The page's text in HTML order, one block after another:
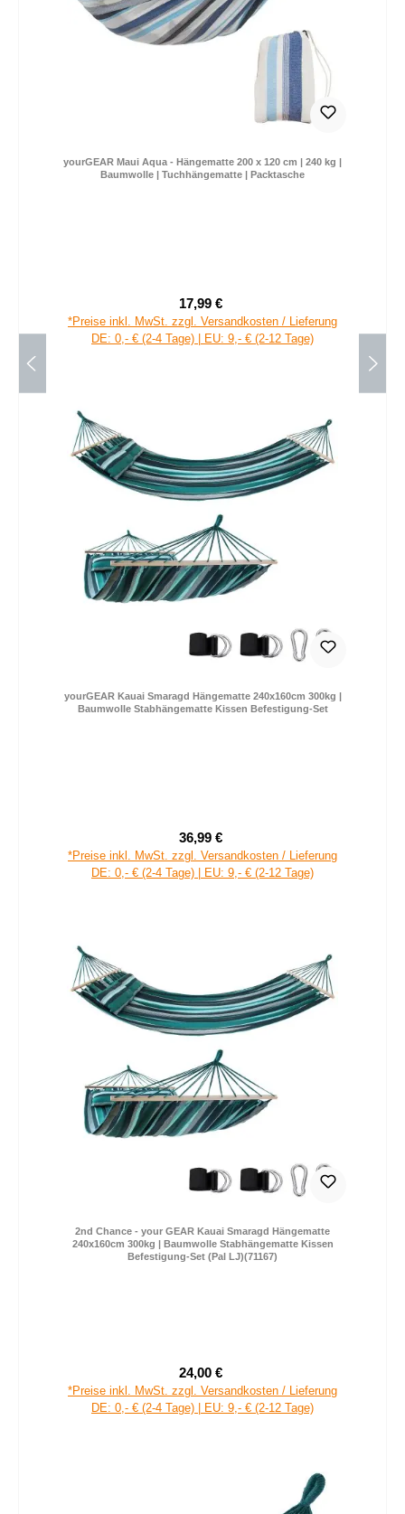
yourGEAR Maui Aqua - Hängematte 200 x 120 cm | 240 kg |
Baumwolle | Tuchhängematte | Packtasche
Verkaufspreis:
17,99 €
*Preise inkl. MwSt. zzgl. Versandkosten / Lieferung
DE: 0,- € (2-4 Tage) | EU: 9,- € (2-12 Tage)
yourGEAR Kauai Smaragd Hängematte 240x160cm 300kg |
Baumwolle Stabhängematte Kissen Befestigung-Set
Verkaufspreis:
36,99 €
*Preise inkl. MwSt. zzgl. Versandkosten / Lieferung
DE: 0,- € (2-4 Tage) | EU: 9,- € (2-12 Tage)
2nd Chance - your GEAR Kauai Smaragd Hängematte
240x160cm 300kg | Baumwolle Stabhängematte Kissen
Befestigung-Set (Pal LJ)(71167)
Verkaufspreis:
24,00 €
*Preise inkl. MwSt. zzgl. Versandkosten / Lieferung
DE: 0,- € (2-4 Tage) | EU: 9,- € (2-12 Tage)